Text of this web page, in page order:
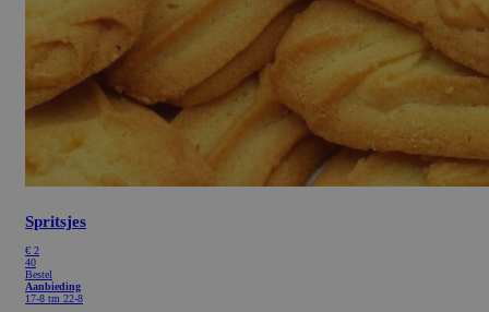
Spritsjes
€ 2
40
Bestel
Aanbieding
17-8 tm 22-8